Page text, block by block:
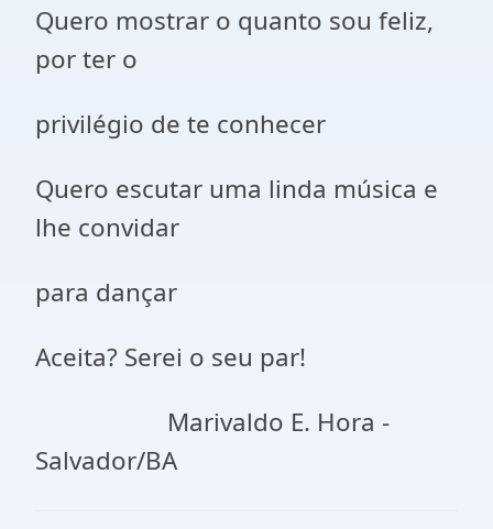
Quero mostrar o quanto sou feliz,
por ter o
privilégio de te conhecer
Quero escutar uma linda música e
lhe convidar
para dançar
Aceita? Serei o seu par!
Marivaldo E. Hora -
Salvador/BA